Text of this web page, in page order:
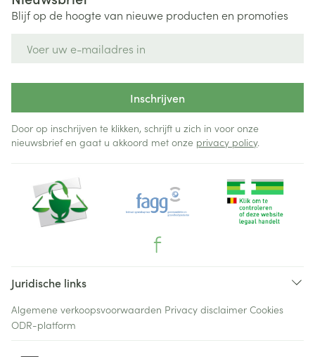
Blijf op de hoogte van nieuwe producten en promoties
Inschrijven
Door op inschrijven te klikken, schrijft u zich in voor onze
nieuwsbrief en gaat u akkoord met onze privacy policy.
Juridische links
Algemene verkoopsvoorwaarden Privacy disclaimer Cookies
ODR-platform